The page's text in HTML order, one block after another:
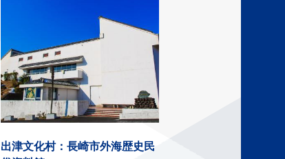
出津文化村：長崎市外海歴史民